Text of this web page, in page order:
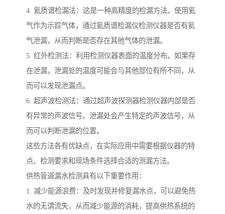
4. 氦质谱检漏法：这是一种高精度的检漏方法。使用氦
气作为示踪气体，通过氦质谱检漏仪检测仪器是否有氦
气泄漏，从而判断是否存在其他气体的泄漏。
5. 红外检测法：利用检测仪器表面的温度分布。如果存
在泄漏，泄漏处的温度可能会与其他部位有所不同，从
而可以发现泄漏点。
6. 超声波检测法：通过超声波探测器检测仪器内部是否
有异常的声波信号。泄漏处会产生特定的声波信号，从
而可以判断泄漏的位置。
这些方法各有优缺点，在实际应用中需要根据仪器的特
点、检测要求和现场条件选择合适的测漏方法。
供热管道漏水检测具有以下重要作用：
1. 减少能源浪费：及时发现并修复漏水点，可以避免热
水的无谓流失，从而减少能源的消耗，提高供热系统的